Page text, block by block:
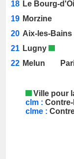
18 Le Bourg-
19 Morzine
20 Aix-les-Bains
21 Lugny
22 Melun
Ville pour
clm :
clme :